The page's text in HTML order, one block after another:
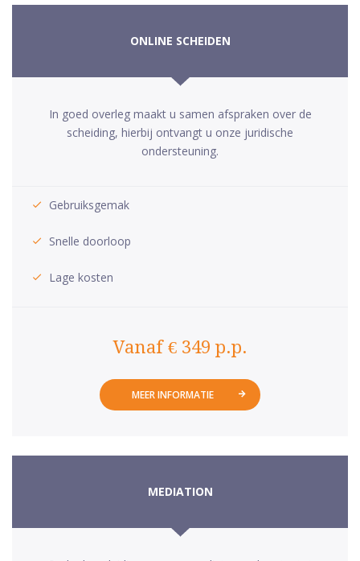
ONLINE SCHEIDEN
In goed overleg maakt u samen afspraken over de
scheiding, hierbij ontvangt u onze juridische
ondersteuning.
Gebruiksgemak
Snelle doorloop
Lage kosten
Vanaf € 349 p.p.
MEER INFORMATIE
MEDIATION